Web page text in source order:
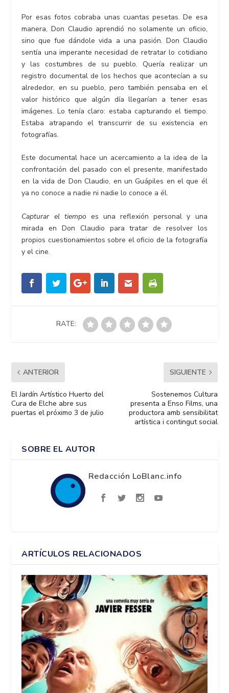
Por esas fotos cobraba unas cuantas pesetas. De esa
manera, Don Claudio aprendió no solamente un oficio,
sino que fue dándole vida a una pasión. Don Claudio
sentía una imperante necesidad de retratar lo cotidiano
y las costumbres de su pueblo. Quería realizar un
registro documental de los hechos que acontecían a su
alrededor, en su pueblo, pero también pensaba en el
valor histórico que algún día llegarían a tener esas
imágenes. Lo tenía claro: estaba capturando el tiempo.
Estaba atrapando el transcurrir de su existencia en
fotografías.
Este documental hace un acercamiento a la idea de la
confrontación del pasado con el presente, manifestado
en la vida de Don Claudio, en un Guápiles en el que él
ya no conoce a nadie ni nadie lo conoce a él.
Capturar el tiempo es una reflexión personal y una
mirada en Don Claudio para tratar de resolver los
propios cuestionamientos sobre el oficio de la fotografía
y el cine.
RATE:
ANTERIOR
El Jardín Artístico Huerto del
Cura de Elche abre sus
puertas el próximo 3 de julio
SIGUIENTE
Sostenemos Cultura
presenta a Enso Films, una
productora amb sensibilitat
artística i contingut social
SOBRE EL AUTOR
Redacción LoBlanc.info
ARTÍCULOS RELACIONADOS